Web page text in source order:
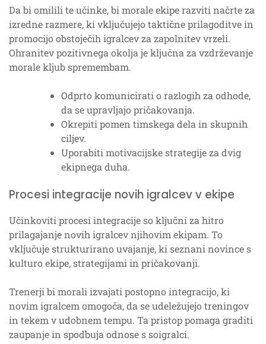
Da bi omilili te učinke, bi morale ekipe razviti načrte za
izredne razmere, ki vključujejo taktične prilagoditve in
promocijo obstoječih igralcev za zapolnitev vrzeli.
Ohranitev pozitivnega okolja je ključna za vzdrževanje
morale kljub spremembam.
Odprto komunicirati o razlogih za odhode,
da se upravljajo pričakovanja.
Okrepiti pomen timskega dela in skupnih
ciljev.
Uporabiti motivacijske strategije za dvig
ekipnega duha.
Procesi integracije novih igralcev v ekipe
Učinkoviti procesi integracije so ključni za hitro
prilagajanje novih igralcev njihovim ekipam. To
vključuje strukturirano uvajanje, ki seznani novince s
kulturo ekipe, strategijami in pričakovanji.
Trenerji bi morali izvajati postopno integracijo, ki
novim igralcem omogoča, da se udeležujejo treningov
in tekem v udobnem tempu. Ta pristop pomaga graditi
zaupanje in spodbuja odnose s soigralci.